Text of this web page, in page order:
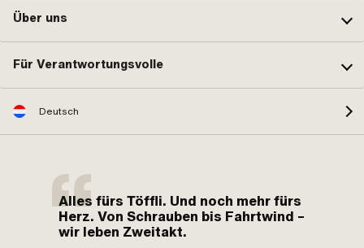
Über uns
Für Verantwortungsvolle
Deutsch
Alles fürs Töffli. Und noch mehr fürs
Herz. Von Schrauben bis Fahrtwind –
wir leben Zweitakt.